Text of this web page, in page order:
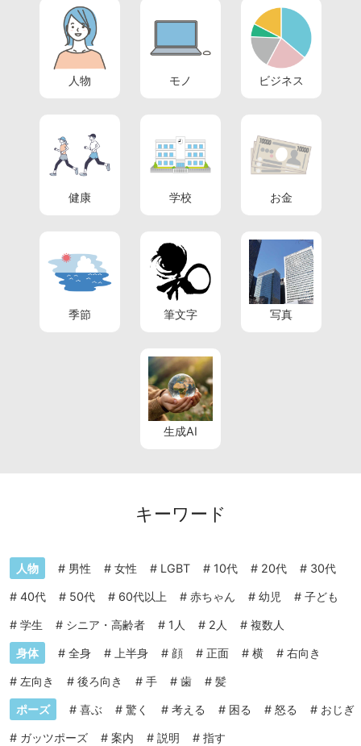
人物 モノ ビジネス
健康 学校 お金
季節 筆文字 写真
生成AI
キーワード
人物 # 男性 # 女性 # LGBT # 10代 # 20代 # 30代
# 40代 # 50代 # 60代以上 # 赤ちゃん # 幼児 # 子ども
# 学生 # シニア・高齢者 # 1人 # 2人 # 複数人
身体 # 全身 # 上半身 # 顔 # 正面 # 横 # 右向き
# 左向き # 後ろ向き # 手 # 歯 # 髪
ポーズ # 喜ぶ # 驚く # 考える # 困る # 怒る # おじぎ
# ガッツポーズ # 案内 # 説明 # 指す